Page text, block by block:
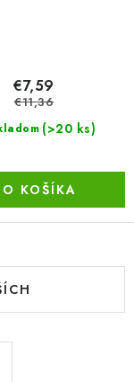
(>20 ks)
€7,59
€11,36
KOŠÍKA